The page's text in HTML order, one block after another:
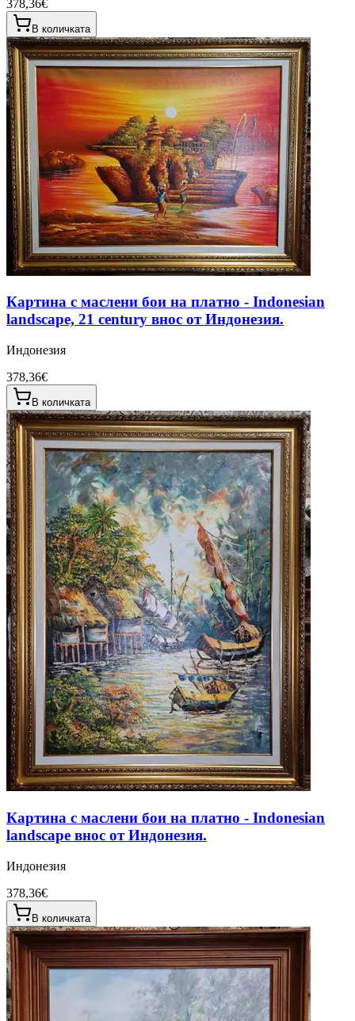
378,36€
В количката
Картина с маслени бои на платно - Indonesian
landscape, 21 century внос от Индонезия.
Индонезия
378,36€
В количката
Картина с маслени бои на платно - Indonesian
landscape внос от Индонезия.
Индонезия
378,36€
В количката